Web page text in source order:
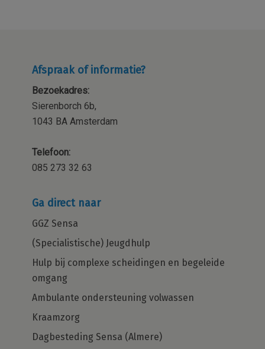
Afspraak of informatie?
Bezoekadres:
Sierenborch 6b,
1043 BA Amsterdam
Telefoon:
085 273 32 63
Ga direct naar
GGZ Sensa
(Specialistische) Jeugdhulp
Hulp bij complexe scheidingen en begeleide
omgang
Ambulante ondersteuning volwassen
Kraamzorg
Dagbesteding Sensa (Almere)